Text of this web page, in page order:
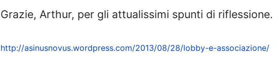
Grazie, Arthur, per gli attualissimi spunti di riflessione.
http://asinusnovus.wordpress.com/2013/08/28/lobby-e-associazione/